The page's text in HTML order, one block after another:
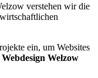
verstehen wir die
ein, um Websites
Welzow